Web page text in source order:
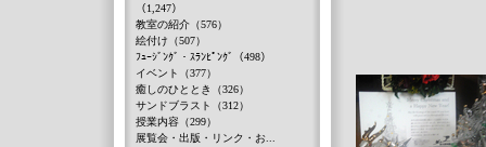
（1,247）
教室の紹介（576）
絵付け（507）
ﾌｭｰｼﾞﾝｸﾞ・ｽﾗﾝﾋﾟﾝｸﾞ（498）
イベント（377）
癒しのひととき（326）
サンドブラスト（312）
授業内容（299）
展覧会・出版・リンク・お...